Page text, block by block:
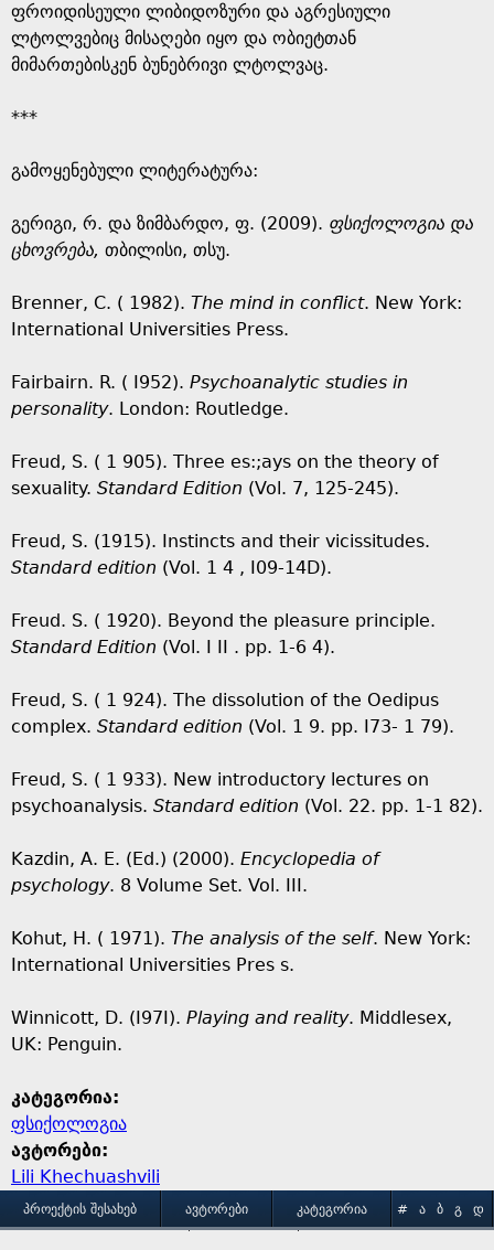
ფროიდისეული ლიბიდოზური და აგრესიული
ლტოლვებიც მისაღები იყო და ობიეტთან
მიმართებისკენ ბუნებრივი ლტოლვაც.
***
გამოყენებული ლიტერატურა:
გერიგი, რ. და ზიმბარდო, ფ. (2009). ფსიქოლოგია და
ცხოვრება, თბილისი, თსუ.
Brenner, C. ( 1982). The mind in conflict. New York:
International Universities Press.
Fairbairn. R. ( I952). Psychoanalytic studies in
personality. London: Routledge.
Freud, S. ( 1 905). Three es:;ays on the theory of
sexuality. Standard Edition (Vol. 7, 125-245).
Freud, S. (1915). Instincts and their vicissitudes.
Standard edition (Vol. 1 4 , I09-14D).
Freud. S. ( 1920). Beyond the pleasure principle.
Standard Edition (Vol. I II . pp. 1-6 4).
Freud, S. ( 1 924). The dissolution of the Oedipus
complex. Standard edition (Vol. 1 9. pp. I73- 1 79).
Freud, S. ( 1 933). New introductory lectures on
psychoanalysis. Standard edition (Vol. 22. pp. 1-1 82).
Kazdin, A. E. (Ed.) (2000). Encyclopedia of
psychology. 8 Volume Set. Vol. III.
Kohut, H. ( 1971). The analysis of the self. New York:
International Universities Pres s.
Winnicott, D. (I97I). Playing and reality. Middlesex,
UK: Penguin.
კატეგორია:
ფსიქოლოგია
ავტორები:
Lili Khechuashvili
MᲞᲠᲝᲔᲥᲢᲘᲡ ᲨᲔᲡᲐᲮᲔᲑ ᲐᲕᲢᲝᲠᲔᲑᲘ ᲙᲐᲢᲔᲒᲝᲠᲘᲐ # Ა Ბ Გ
Დ